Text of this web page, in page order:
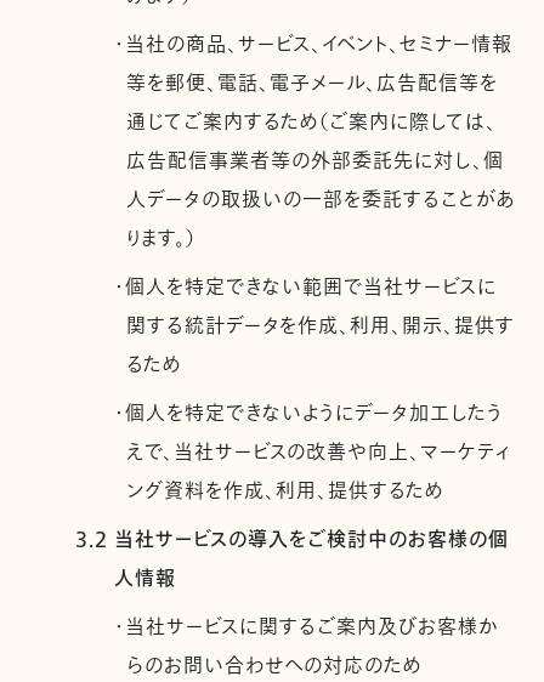
・当社の商品、サービス、イベント、セミナー情報
等を郵便、電話、電子メール、広告配信等を
通じてご案内するため（ご案内に際しては、
広告配信事業者等の外部委託先に対し、個
人データの取扱いの一部を委託することがあ
ります。）
・個人を特定できない範囲で当社サービスに
関する統計データを作成、利用、開示、提供す
るため
・個人を特定できないようにデータ加工したう
えで、当社サービスの改善や向上、マーケティ
ング資料を作成、利用、提供するため
3.2 当社サービスの導入をご検討中のお客様の個
人情報
・当社サービスに関するご案内及びお客様か
らのお問い合わせへの対応のため